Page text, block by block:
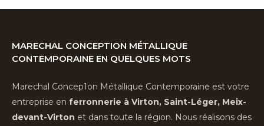
Marechal Conception Métallique
Contemporaine en quelques mots
Marechal Concep1on Métallique Contemporaine est votre
entreprise en ferronnerie à Virton, Saint-Léger, Meix-
devant-Virton et dans toute la région. Nous réalisons des